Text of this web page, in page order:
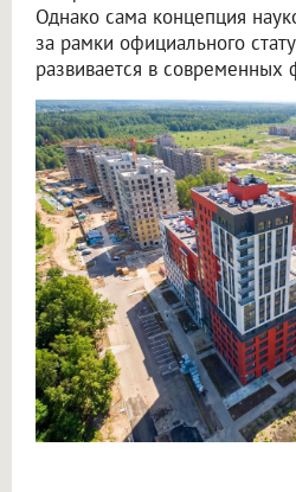
Однако сама концепция
за рамки официального
развивается в современных